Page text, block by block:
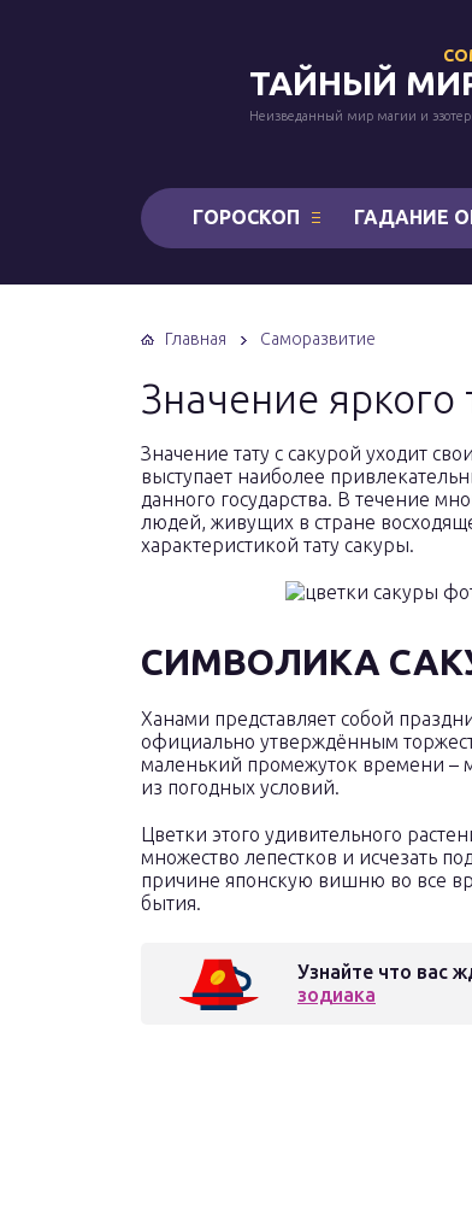
ТАЙНЫЙ
Неизведанный мир магии и
ГОРОСКОП ГАДАНИЕ
Главная Саморазвитие
Значение яркого
Значение тату с сакурой уходит
выступает наиболее
данного государства. В течение
людей, живущих в стране
характеристикой тату сакуры.
СИМВОЛИКА
Ханами представляет собой
официально утверждённым
маленький промежуток времени –
из погодных условий.
Цветки этого удивительного
множество лепестков и исчезать
причине японскую вишню во все
бытия.
Узнайте что вас
зодиака